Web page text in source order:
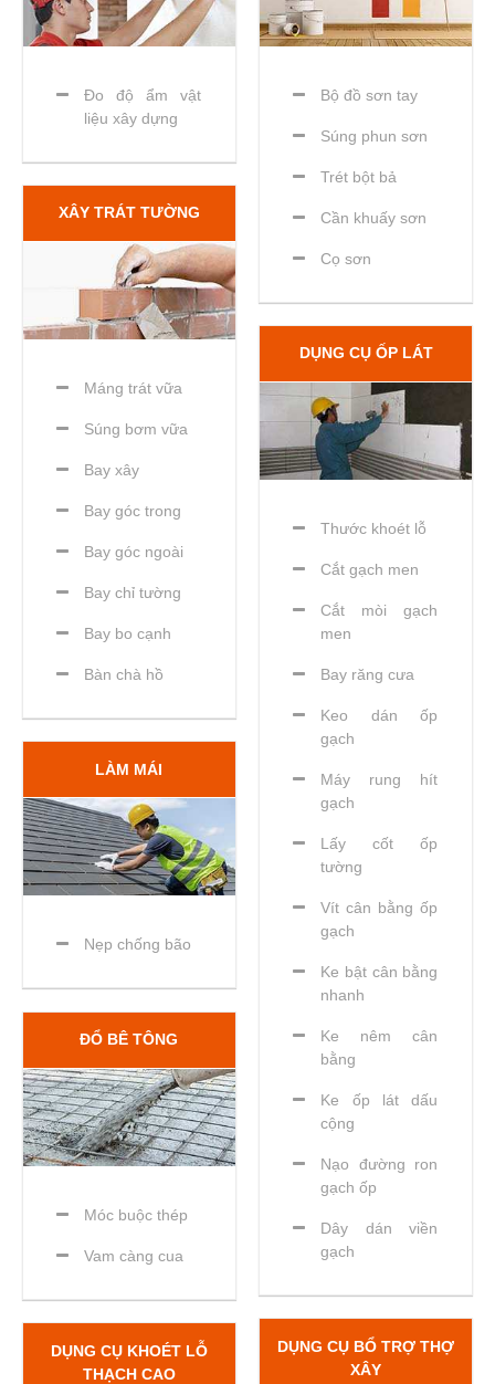
Đo độ ẩm vật
liệu xây dựng
XÂY TRÁT TƯỜNG
Máng trát vữa
Súng bơm vữa
Bay xây
Bay góc trong
Bay góc ngoài
Bay chỉ tường
Bay bo cạnh
Bàn chà hồ
LÀM MÁI
Nẹp chống bão
ĐỔ BÊ TÔNG
Móc buộc thép
Vam càng cua
DỤNG CỤ KHOÉT LỖ
THẠCH CAO
Bộ đồ sơn tay
Súng phun sơn
Trét bột bả
Cần khuấy sơn
Cọ sơn
DỤNG CỤ ỐP LÁT
Thước khoét lỗ
Cắt gạch men
Cắt mòi gạch
men
Bay răng cưa
Keo dán ốp
gạch
Máy rung hít
gạch
Lấy cốt ốp
tường
Vít cân bằng ốp
gạch
Ke bật cân bằng
nhanh
Ke nêm cân
bằng
Ke ốp lát dấu
cộng
Nạo đường ron
gạch ốp
Dây dán viền
gạch
DỤNG CỤ BỔ TRỢ THỢ
XÂY